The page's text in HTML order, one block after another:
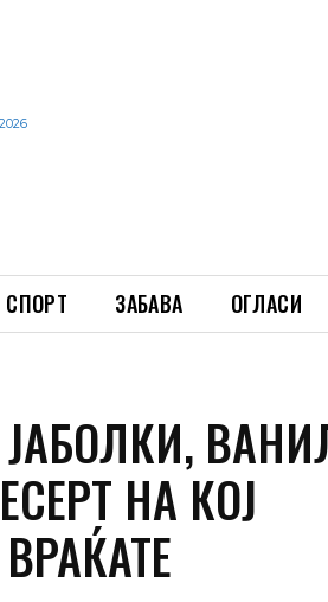
СПОРТ ЗАБАВА ОГЛАСИ
НА КОЈ